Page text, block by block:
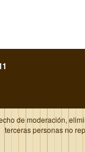
de moderación,
terceras personas no